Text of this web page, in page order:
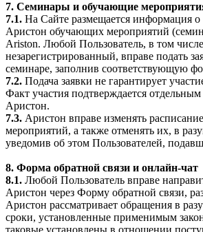
7. Семинары и обучающие
7.1. На Сайте размещается информация
Аристон обучающих мероприятий
Ariston. Любой Пользователь, в том числе
незарегистрированный, вправе подать
семинаре, заполнив соответствующую
7.2. Подача заявки не гарантирует
Факт участия подтверждается
Аристон.
7.3. Аристон вправе изменять
мероприятий, а также отменять их, в
уведомив об этом Пользователей,
8. Форма обратной связи и онлайн-чат
8.1. Любой Пользователь вправе
Аристон через Форму обратной связи,
Аристон рассматривает обращения в
сроки, установленные применимым
таковые установлены в отношении